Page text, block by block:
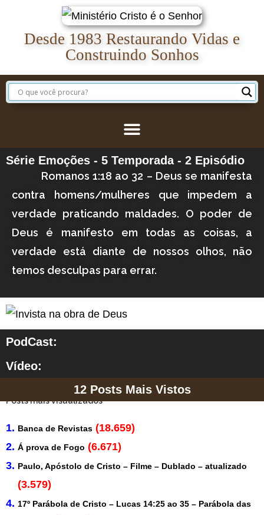
Desde 1983 Restaurando Vidas e
Construindo Sonhos
Série Emoções - 5 Temporada - 2 Episódio
Romanos 1:18 ao 32 – Deus se manifesta
contra homens/mulheres que impedem a
verdade praticando maldades. O poder de
Deus é manifesto em todas as coisas, a
verdade está diante de nossos olhos, não
temos desculpas para errar.
PodCast:
Vídeo:
12 Posts Mais Vistos
Posts mais visualizados
Banca de Revistas (18.659)
Á prova de Fogo (6.671)
Paulo, Apóstolo de Cristo – Filme – Dublado – atualizado
(3.579)
17º Parábola de Cristo – Lucas 14:25 ao 35 – Parábola das